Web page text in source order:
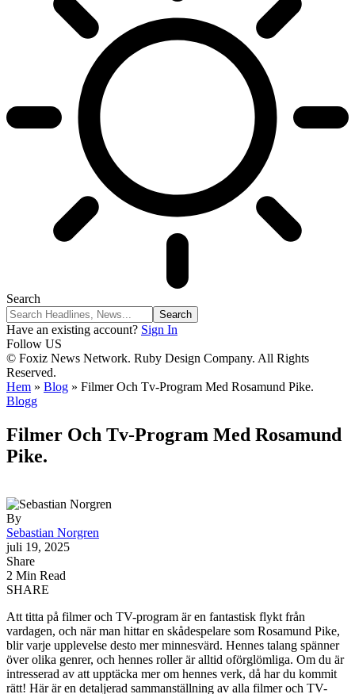
Search
Have an existing account? Sign In
Follow US
© Foxiz News Network. Ruby Design Company. All Rights
Reserved.
Hem » Blog » Filmer Och Tv-Program Med Rosamund Pike.
Blogg
Filmer Och Tv-Program Med Rosamund
Pike.
By
Sebastian Norgren
juli 19, 2025
Share
2 Min Read
SHARE
Att titta på filmer och TV-program är en fantastisk flykt från
vardagen, och när man hittar en skådespelare som Rosamund Pike,
blir varje upplevelse desto mer minnesvärd. Hennes talang spänner
över olika genrer, och hennes roller är alltid oförglömliga. Om du är
intresserad av att upptäcka mer om hennes verk, då har du kommit
rätt! Här är en detaljerad sammanställning av alla filmer och TV-